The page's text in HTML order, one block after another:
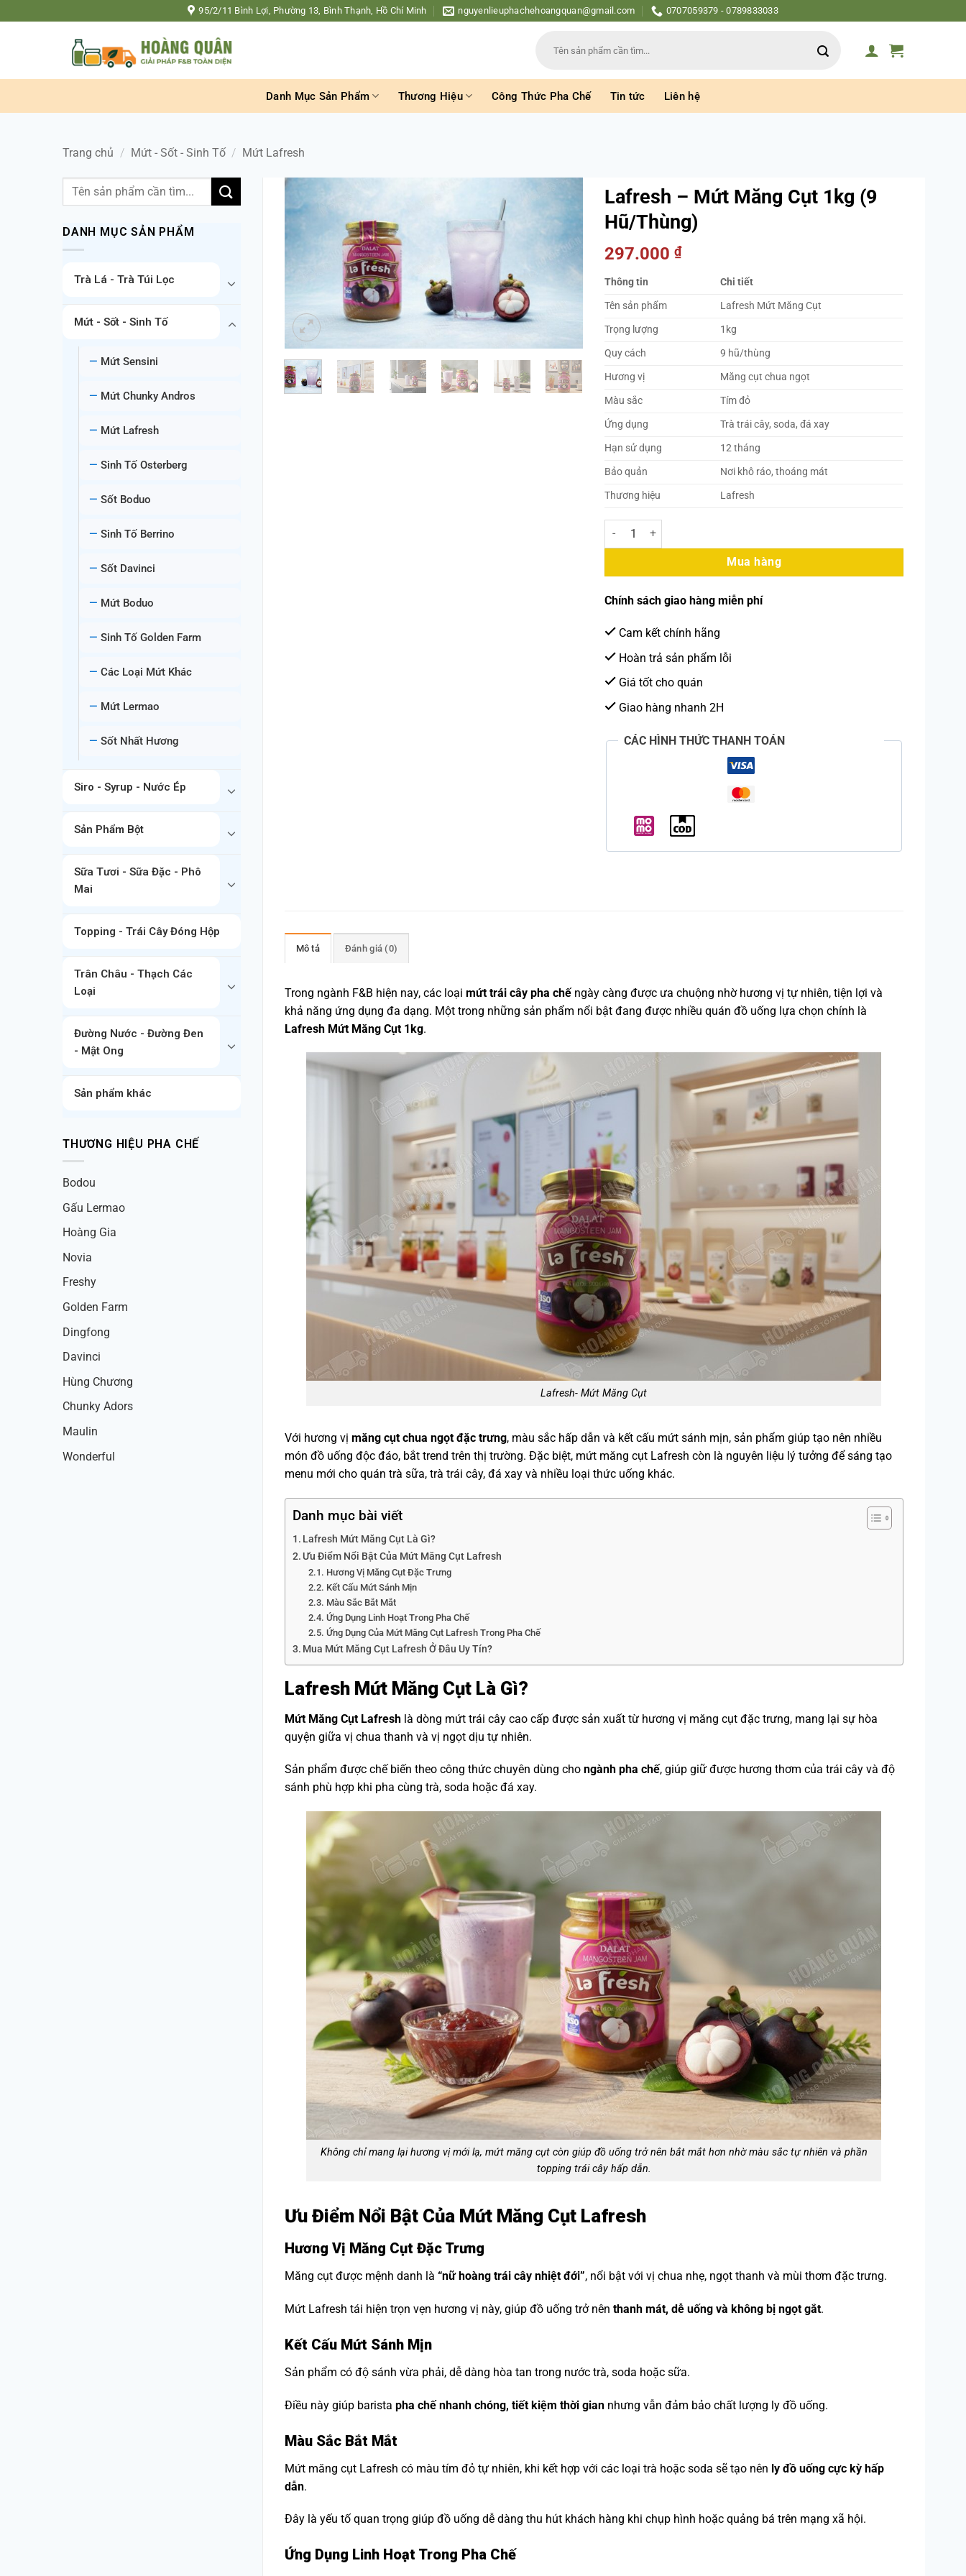
qua
95/2/11 Bình Lợi, Phường 13, Bình Thạnh, Hồ Chí Minh nguyenlieuphachehoangquan@gmail.com 0707059379 - 0789833033
kiếm:
Danh Mục Sản Phẩm Thương Hiệu Công Thức Pha Chế Tin tức Liên hệ
Trang chủ / Mứt - Sốt - Sinh Tố / Mứt Lafresh
Tìm
DANH MỤC SẢN PHẨM
Trà Lá - Trà Túi Lọc
Mứt - Sốt - Sinh Tố
Mứt Sensini
Mứt Chunky Andros
Mứt Lafresh
Sinh Tố Osterberg
Sốt Boduo
Sinh Tố Berrino
Sốt Davinci
Mứt Boduo
Sinh Tố Golden Farm
Các Loại Mứt Khác
Mứt Lermao
Sốt Nhất Hương
Siro - Syrup - Nước Ép
Sản Phẩm Bột
Sữa Tươi - Sữa Đặc - Phô
Mai
Topping - Trái Cây Đóng Hộp
Trân Châu - Thạch Các
Loại
Đường Nước - Đường Đen
- Mật Ong
Sản phẩm khác
THƯƠNG HIỆU PHA CHẾ
Bodou
Gấu Lermao
Hoàng Gia
Novia
Freshy
Golden Farm
Dingfong
Davinci
Hùng Chương
Chunky Adors
Maulin
Wonderful
Lafresh – Mứt Măng Cụt 1kg (9
Hũ/Thùng)
297.000₫
Thông tin
Chi tiết
Tên sản phẩm
Lafresh Mứt Măng Cụt
Trọng lượng
1kg
Quy cách
9 hũ/thùng
Hương vị
Măng cụt chua ngọt
Màu sắc
Tím đỏ
Ứng dụng
Trà trái cây, soda, đá xay
Hạn sử dụng
12 tháng
Bảo quản
Nơi khô ráo, thoáng mát
Thương hiệu
Lafresh
Lafresh – Mứt Măng Cụt 1kg (9 Hũ/Thùng) số lượng
Mua hàng
Chính sách giao hàng miễn phí
Cam kết chính hãng
Hoàn trả sản phẩm lỗi
Giá tốt cho quán
Giao hàng nhanh 2H
CÁC HÌNH THỨC THANH TOÁN
Mô tả Đánh giá (0)
Trong ngành F&B hiện nay, các loại mứt trái cây pha chếngày càng được ưa chuộng nhờ hương vị tự nhiên, tiện lợi và
khả năng ứng dụng đa dạng. Một trong những sản phẩm nổi bật đang được nhiều quán đồ uống lựa chọn chính là
Lafresh Mứt Măng Cụt 1kg.
Lafresh- Mứt Măng Cụt
Với hương vị măng cụt chua ngọt đặc trưng, màu sắc hấp dẫn và kết cấu mứt sánh mịn, sản phẩm giúp tạo nên nhiều
món đồ uống độc đáo, bắt trend trên thị trường. Đặc biệt, mứt măng cụt Lafresh còn là nguyên liệu lý tưởng để sáng tạo
menu mới cho quán trà sữa, trà trái cây, đá xay và nhiều loại thức uống khác.
Danh mục bài viết
Lafresh Mứt Măng Cụt Là Gì?
Ưu Điểm Nổi Bật Của Mứt Măng Cụt Lafresh
Hương Vị Măng Cụt Đặc Trưng
Kết Cấu Mứt Sánh Mịn
Màu Sắc Bắt Mắt
Ứng Dụng Linh Hoạt Trong Pha Chế
Ứng Dụng Của Mứt Măng Cụt Lafresh Trong Pha Chế
Mua Mứt Măng Cụt Lafresh Ở Đâu Uy Tín?
Lafresh Mứt Măng Cụt Là Gì?
Mứt Măng Cụt Lafreshlà dòng mứt trái cây cao cấp được sản xuất từ hương vị măng cụt đặc trưng, mang lại sự hòa
quyện giữa vị chua thanh và vị ngọt dịu tự nhiên.
Sản phẩm được chế biến theo công thức chuyên dùng cho ngành pha chế, giúp giữ được hương thơm của trái cây và độ
sánh phù hợp khi pha cùng trà, soda hoặc đá xay.
Không chỉ mang lại hương vị mới lạ, mứt măng cụt còn giúp đồ uống trở nên bắt mắt hơn nhờ màu sắc tự nhiên và phần
topping trái cây hấp dẫn.
Ưu Điểm Nổi Bật Của Mứt Măng Cụt Lafresh
Hương Vị Măng Cụt Đặc Trưng
Măng cụt được mệnh danh là “nữ hoàng trái cây nhiệt đới”, nổi bật với vị chua nhẹ, ngọt thanh và mùi thơm đặc trưng.
Mứt Lafresh tái hiện trọn vẹn hương vị này, giúp đồ uống trở nên thanh mát, dễ uống và không bị ngọt gắt.
Kết Cấu Mứt Sánh Mịn
Sản phẩm có độ sánh vừa phải, dễ dàng hòa tan trong nước trà, soda hoặc sữa.
Điều này giúp barista pha chế nhanh chóng, tiết kiệm thời giannhưng vẫn đảm bảo chất lượng ly đồ uống.
Màu Sắc Bắt Mắt
Mứt măng cụt Lafresh có màu tím đỏ tự nhiên, khi kết hợp với các loại trà hoặc soda sẽ tạo nên ly đồ uống cực kỳ hấp
dẫn.
Đây là yếu tố quan trọng giúp đồ uống dễ dàng thu hút khách hàng khi chụp hình hoặc quảng bá trên mạng xã hội.
Ứng Dụng Linh Hoạt Trong Pha Chế